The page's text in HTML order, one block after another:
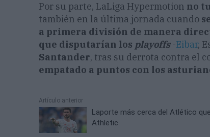
Por su parte, LaLiga Hypermotion no
también en la última jornada cuando
a primera división de manera
que disputarían los playoffs-Eibar,
Santander, tras su derrota contra el
empatado a puntos con los
Artículo anterior
Laporte más cerca del Atlético
Athletic